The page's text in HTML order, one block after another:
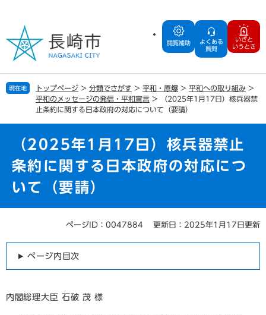
の
で
す
ー
ば
し
閲覧補助
よくある
質問
いざと
いうとき
現在地 トップページ > 分類でさがす > 平和・原爆 > 平和への取り組み >
平和のメッセージの発信・平和宣言 >
（2025年1月17日）核兵器禁
止条約に関する日本政府の対応について（要請）
（2025年1月17日）核兵器禁止
条約に関する日本政府の対応につ
いて（要請）
ページID：0047884 更新日：2025年1月17日更新
ページ内目次
内閣総理大臣 石破 茂 様